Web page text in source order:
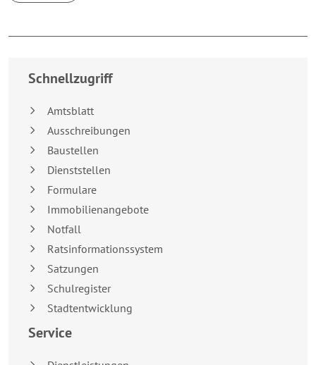
Schnellzugriff
Amtsblatt
Ausschreibungen
Baustellen
Dienststellen
Formulare
Immobilienangebote
Notfall
Ratsinformationssystem
Satzungen
Schulregister
Stadtentwicklung
Service